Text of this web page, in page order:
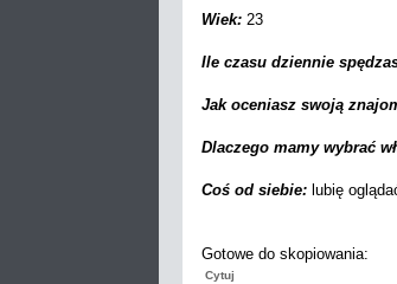
Wiek: 23
Ile czasu dziennie
Jak oceniasz swoją
Dlaczego mamy wybrać
Coś od siebie: lubię
Gotowe do skopiowania:
Cytuj